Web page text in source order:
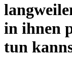
in ihnen
tun